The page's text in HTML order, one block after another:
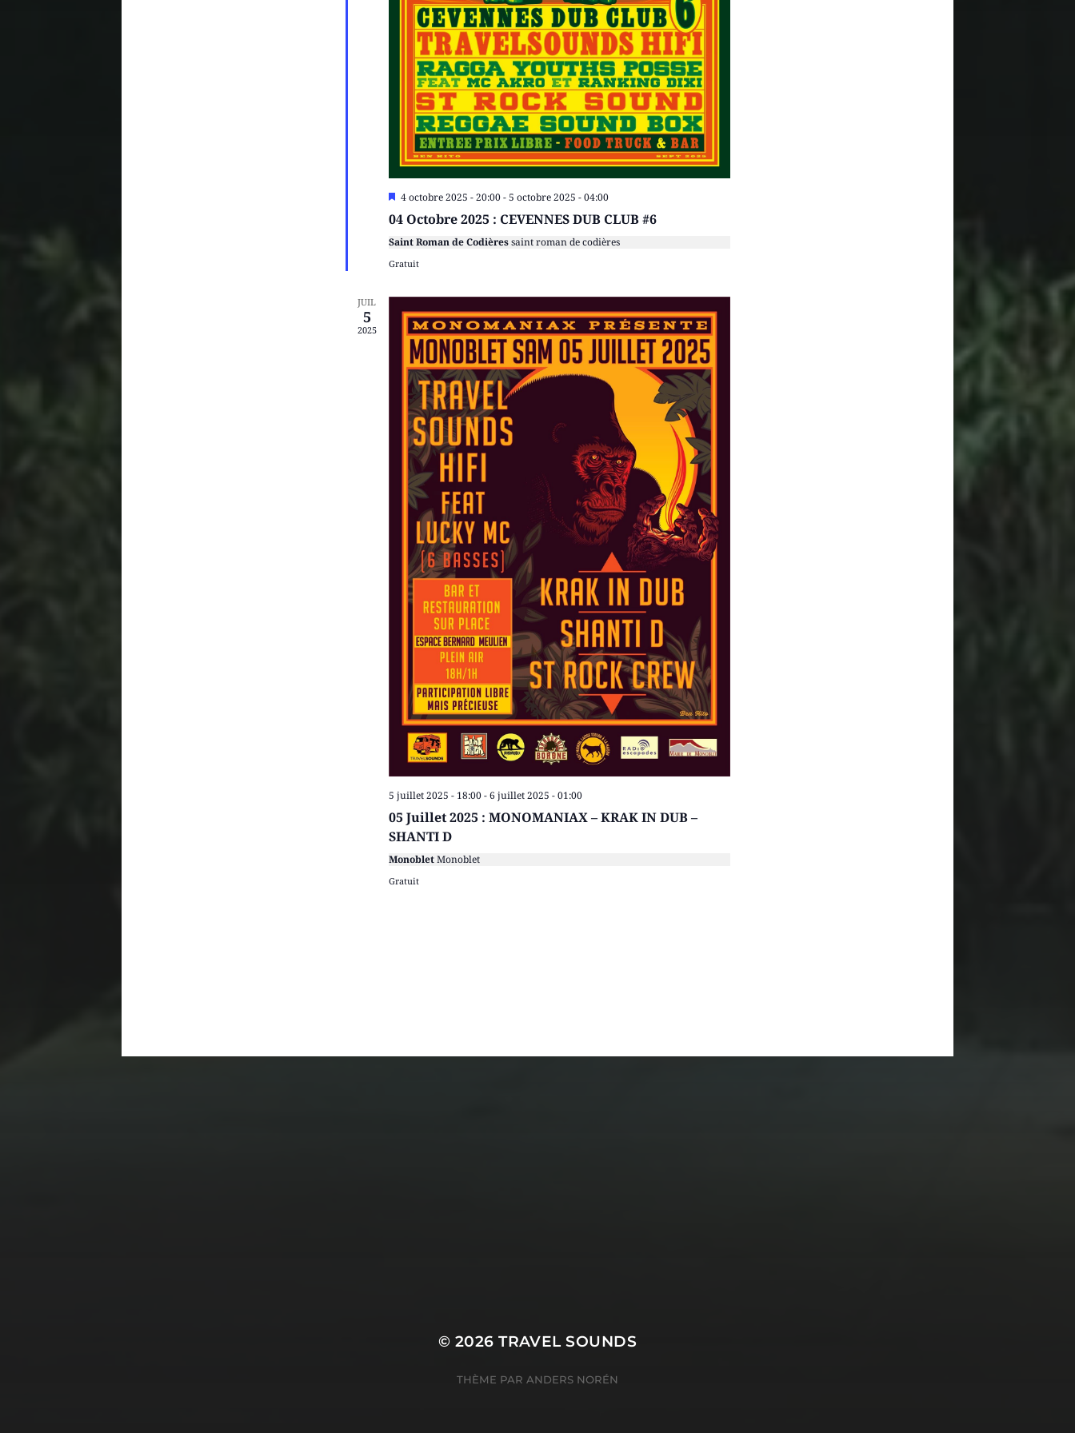
Mis
avant
4 octobre 2025 - 20:00- 5 octobre 2025 - 04:00
04 Octobre 2025 : CEVENNES DUB CLUB #6
Saint Roman de Codières saint roman de codières
Gratuit
JUIL
5
2025
5 juillet 2025 - 18:00- 6 juillet 2025 - 01:00
05 Juillet 2025 : MONOMANIAX – KRAK IN DUB –
SHANTI D
Monoblet Monoblet
Gratuit
© 2026TRAVEL SOUNDS
THÈME PAR ANDERS NORÉN